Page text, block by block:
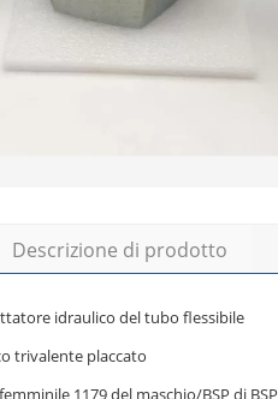
Descrizione di prodotto
idraulico del tubo flessibile
trivalente placcato
1179 del maschio/BSP di BSP